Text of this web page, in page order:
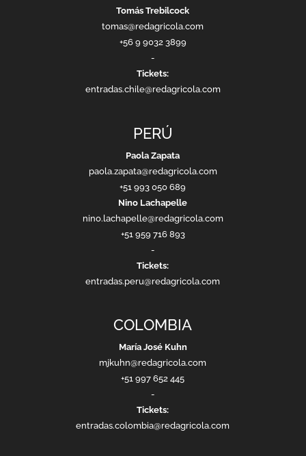
Tomás Trebilcock
tomas@redagricola.com
+56 9 9032 3899
-
Tickets:
entradas.chile@redagricola.com
PERÚ
Paola Zapata
paola.zapata@redagricola.com
+51 993 050 689
Nino Lachapelle
nino.lachapelle@redagricola.com
+51 959 716 893
-
Tickets:
entradas.peru@redagricola.com
COLOMBIA
María José Kuhn
mjkuhn@redagricola.com
+51 997 652 445
-
Tickets:
entradas.colombia@redagricola.com